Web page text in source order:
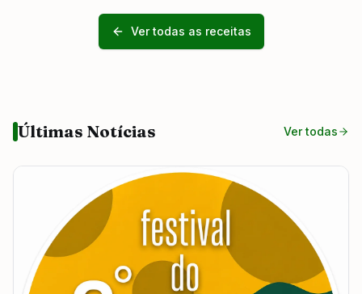
Ver todas as receitas
Últimas Notícias Ver todas